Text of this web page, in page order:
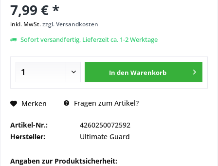
7,99 € *
inkl. MwSt.zzgl. Versandkosten
Sofort versandfertig, Lieferzeit ca. 1-2 Werktage
In den Warenkorb
Merken Fragen zum Artikel?
Artikel-Nr.:
4260250072592
Hersteller:
Ultimate Guard
Angaben zur Produktsicherheit: